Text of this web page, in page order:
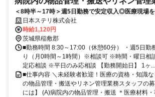
＜8時半～17時＞週5日勤務で安定収入◎医療現場
ッフの9割が未経験スタートです！
日本ステリ株式会社
時給1,120円
茨城県稲敷郡
■勤務時間 8:30～17:00（休憩60分） ・週5日勤
り（月0時間～1時間）※相談可 ※時間・曜日相
定応相談 ※平日のみ応相談 【勤務開始日】 1ヶ...
■仕事内容 ＼未経験者歓迎！医療の資格・知識
の物品管理・搬送やリネン管理業務スタッフの
には】 (A)病院内の物品管理・搬送 ＊医療材料